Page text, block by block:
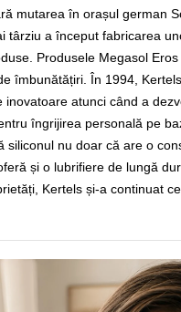
mutarea în orașul german
târziu a început fabricarea
Produsele Megasol
îmbunătățiri. În 1994,
inovatoare atunci când a
îngrijirea personală pe
siliconul nu doar că are o
și o lubrifiere de lungă
Kertels și-a continuat